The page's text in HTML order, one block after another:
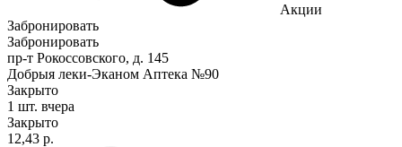
Акции
Забронировать
Забронировать
пр-т Рокоссовского, д. 145
Добрыя леки-Эканом Аптека №90
Закрыто
1 шт. вчера
Закрыто
12,43 р.